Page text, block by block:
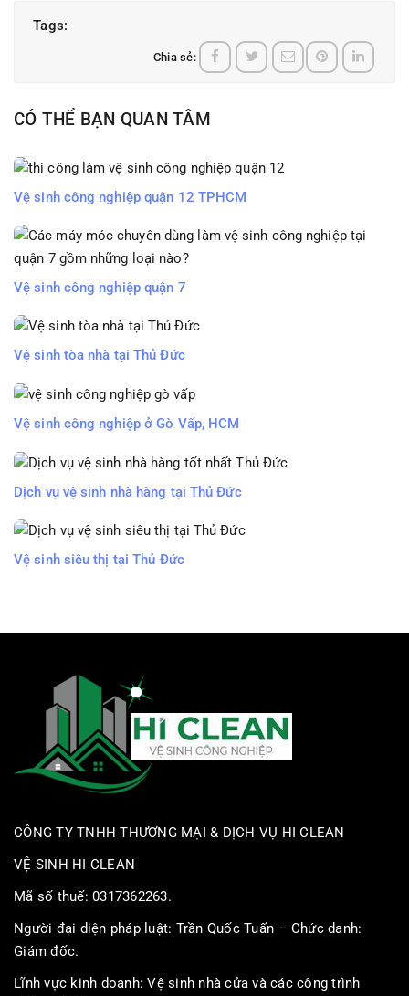
Tags:
Chia sẻ:
CÓ THỂ BẠN QUAN TÂM
Vệ sinh công nghiệp quận 12 TPHCM
Vệ sinh công nghiệp quận 7
Vệ sinh tòa nhà tại Thủ Đức
Vệ sinh công nghiệp ở Gò Vấp, HCM
Dịch vụ vệ sinh nhà hàng tại Thủ Đức
Vệ sinh siêu thị tại Thủ Đức
CÔNG TY TNHH THƯƠNG MẠI & DỊCH VỤ HI CLEAN
VỆ SINH HI CLEAN
Mã số thuế: 0317362263.
Người đại diện pháp luật: Trần Quốc Tuấn – Chức danh:
Giám đốc.
Lĩnh vực kinh doanh: Vệ sinh nhà cửa và các công trình